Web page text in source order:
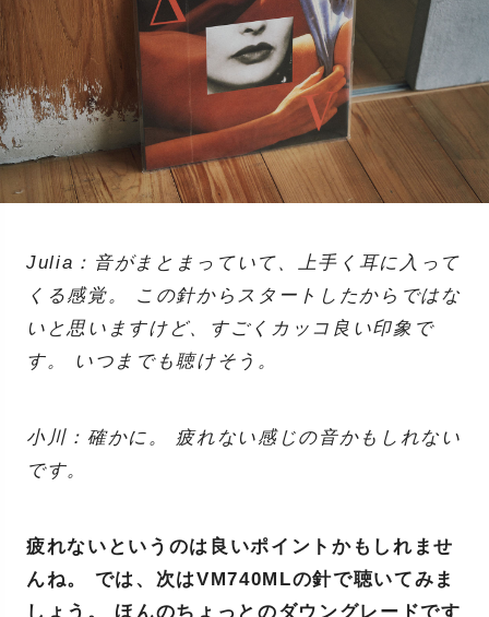
Julia：音がまとまっていて、上手く耳に入って
くる感覚。 この針からスタートしたからではな
いと思いますけど、すごくカッコ良い印象で
す。 いつまでも聴けそう。
小川：確かに。 疲れない感じの音かもしれない
です。
疲れないというのは良いポイントかもしれませ
んね。 では、次はVM740MLの針で聴いてみま
しょう。 ほんのちょっとのダウングレードです